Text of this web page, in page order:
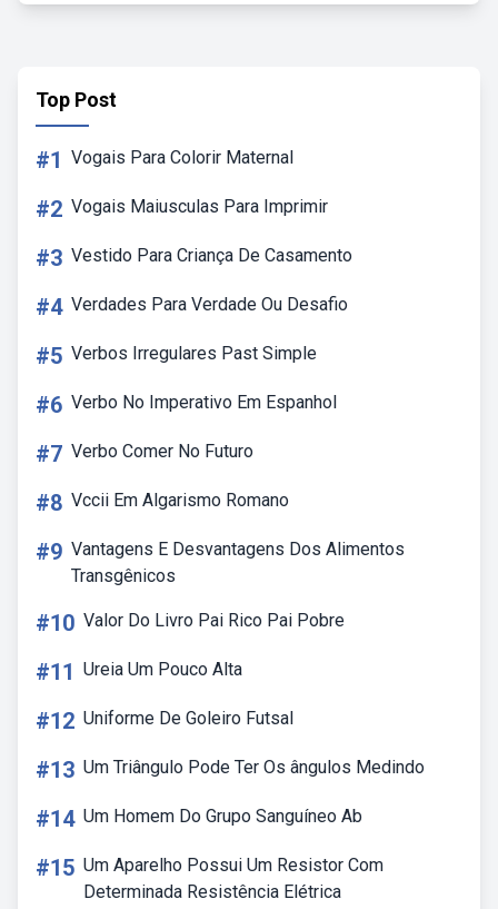
Top Post
#1 Vogais Para Colorir Maternal
#2 Vogais Maiusculas Para Imprimir
#3 Vestido Para Criança De Casamento
#4 Verdades Para Verdade Ou Desafio
#5 Verbos Irregulares Past Simple
#6 Verbo No Imperativo Em Espanhol
#7 Verbo Comer No Futuro
#8 Vccii Em Algarismo Romano
#9 Vantagens E Desvantagens Dos Alimentos
Transgênicos
#10 Valor Do Livro Pai Rico Pai Pobre
#11 Ureia Um Pouco Alta
#12 Uniforme De Goleiro Futsal
#13 Um Triângulo Pode Ter Os ângulos Medindo
#14 Um Homem Do Grupo Sanguíneo Ab
#15 Um Aparelho Possui Um Resistor Com
Determinada Resistência Elétrica